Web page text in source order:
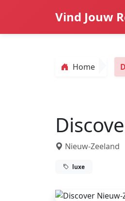
Vind Jouw
Home
Nieuw-Zeeland
luxe